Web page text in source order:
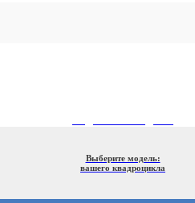
Выберите модель:
вашего квадроцикла